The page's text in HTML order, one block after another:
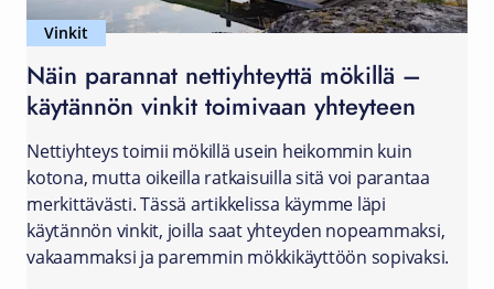
Vinkit
Näin parannat nettiyhteyttä mökillä –
käytännön vinkit toimivaan yhteyteen
Nettiyhteys toimii mökillä usein heikommin kuin
kotona, mutta oikeilla ratkaisuilla sitä voi parantaa
merkittävästi. Tässä artikkelissa käymme läpi
käytännön vinkit, joilla saat yhteyden nopeammaksi,
vakaammaksi ja paremmin mökkikäyttöön sopivaksi.